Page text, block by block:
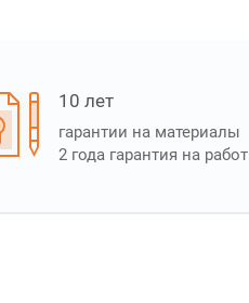
10 лет
гарантии на материалы
2 года гарантия на